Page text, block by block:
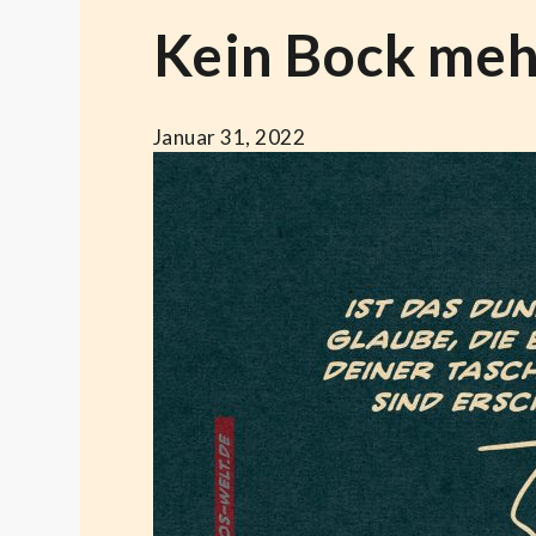
Kein Bock
Januar 31, 2022